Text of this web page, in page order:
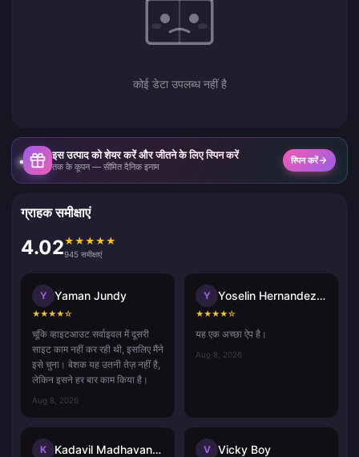
कोई डेटा उपलब्ध नहीं है
इस उत्पाद को शेयर करें और जीतने के लिए स्पिन करें
तक के कूपन — सीमित दैनिक इनाम
स्पिन करें
ग्राहक समीक्षाएं
4.02★ ★ ★ ★ ★
945 समीक्षाएं
Y Yaman Jundy
★★★★☆
चूंकि व्हाइटआउट सर्वाइवल में दूसरी
साइट काम नहीं कर रही थी, इसलिए मैंने
इसे चुना। बेशक यह उतनी तेज़ नहीं है,
लेकिन इसने हर बार काम किया है।
Aug 8, 2026
Y Yoselin Hernandez ramos
★★★★☆
यह एक अच्छा ऐप है।
Aug 8, 2026
K Kadavil Madhavan Harikrishnan V Vicky Boy